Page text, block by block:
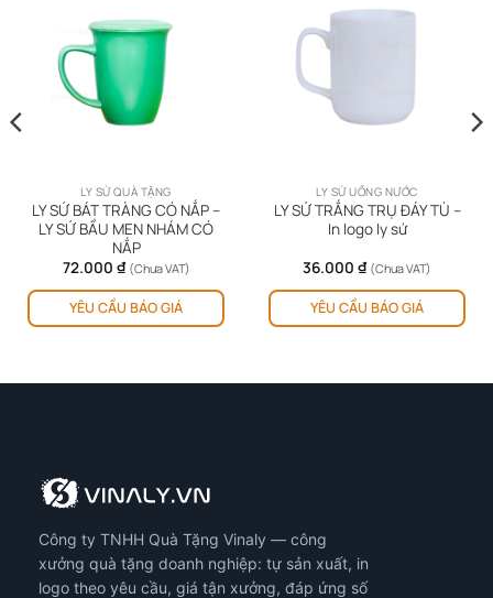
LY SỨ QUÀ TẶNG
LY SỨ BÁT TRÀNG CÓ NẮP –
LY SỨ BẦU MEN NHÁM CÓ
NẮP
72.000 ₫ (Chưa VAT)
YÊU CẦU BÁO GIÁ
LY SỨ UỐNG NƯỚC
LY SỨ TRẮNG TRỤ ĐÁY TÙ –
In logo ly sứ
36.000 ₫ (Chưa VAT)
YÊU CẦU BÁO GIÁ
Công ty TNHH Quà Tặng Vinaly — công
xưởng quà tặng doanh nghiệp: tự sản xuất, in
logo theo yêu cầu, giá tận xưởng, đáp ứng số